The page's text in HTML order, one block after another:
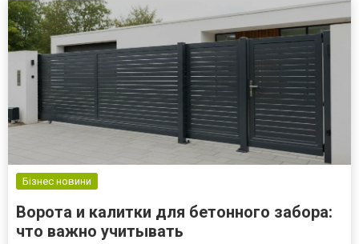
Бізнес новини
Ворота и калитки для бетонного забора:
что важно учитывать